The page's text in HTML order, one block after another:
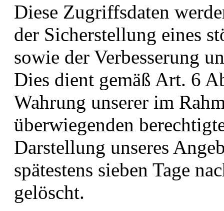
Diese Zugriffsdaten
der Sicherstellung eines
sowie der Verbesserung
Dies dient gemäß Art. 6
Wahrung unserer im
überwiegenden
Darstellung unseres
spätestens sieben Tage
gelöscht.